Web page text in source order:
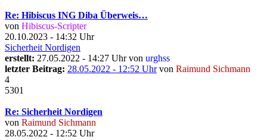
Re: Hibiscus ING Diba Überweis…
von Hibiscus-Scripter
20.10.2023 - 14:32 Uhr
Sicherheit Nordigen
erstellt: 27.05.2022 - 14:27 Uhr von urghss
letzter Beitrag: 28.05.2022 - 12:52 Uhrvon Raimund Sichmann
4
5301
Re: Sicherheit Nordigen
von Raimund Sichmann
28.05.2022 - 12:52 Uhr